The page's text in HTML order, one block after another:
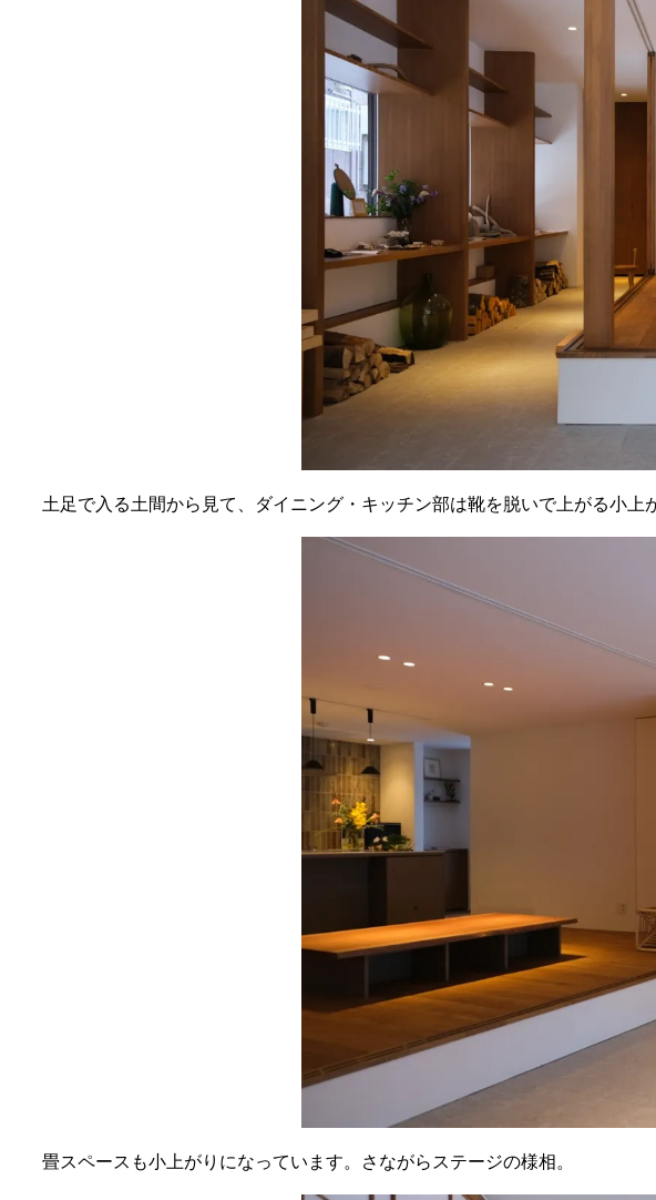
土足で入る土間から見て、ダイニング・キッチン部は靴を脱いで上がる小上
畳スペースも小上がりになっています。さながらステージの様相。